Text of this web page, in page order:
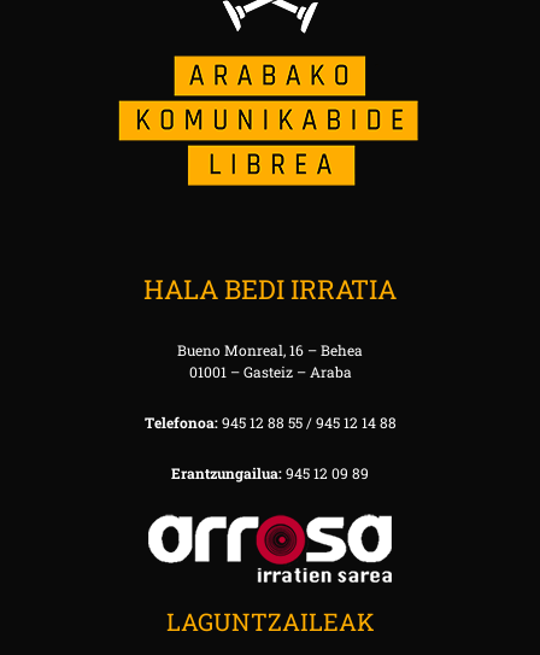
HALA BEDI IRRATIA
Bueno Monreal, 16 – Behea
01001 – Gasteiz – Araba
Telefonoa:945 12 88 55 / 945 12 14 88
Erantzungailua:945 12 09 89
LAGUNTZAILEAK